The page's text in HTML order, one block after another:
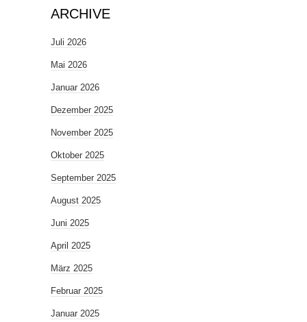
ARCHIVE
Juli 2026
Mai 2026
Januar 2026
Dezember 2025
November 2025
Oktober 2025
September 2025
August 2025
Juni 2025
April 2025
März 2025
Februar 2025
Januar 2025